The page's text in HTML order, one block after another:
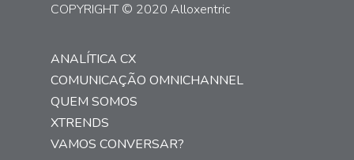
COPYRIGHT © 2020 Alloxentric
ANALÍTICA CX
COMUNICAÇÃO OMNICHANNEL
QUEM SOMOS
XTRENDS
VAMOS CONVERSAR?